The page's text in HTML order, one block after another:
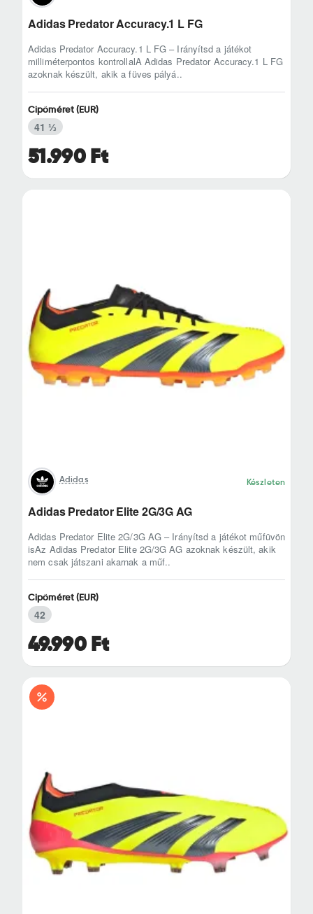
Adidas Predator Accuracy.1 L FG
Adidas Predator Accuracy.1 L FG – Irányítsd a játékot
milliméterpontos kontrollalA Adidas Predator Accuracy.1 L FG
azoknak készült, akik a füves pályá..
51.990 Ft
Cipőméret (EUR)
41 ⅓
Adidas Készleten
Adidas Predator Elite 2G/3G AG
Adidas Predator Elite 2G/3G AG – Irányítsd a játékot műfüvön
isAz Adidas Predator Elite 2G/3G AG azoknak készült, akik
nem csak játszani akarnak a műf..
49.990 Ft
Cipőméret (EUR)
42